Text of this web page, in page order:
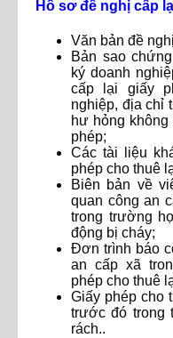
Hồ sơ đề nghị cấp
Văn bản đề
Bản sao
ký doanh
cấp lại giấy
nghiệp, địa chỉ
hư hỏng không
phép;
Các tài liệu
phép cho thuê
Biên bản về
quan công an
trong trường
động bị cháy;
Đơn trình báo
an cấp xã
phép cho thuê
Giấy phép cho
trước đó trong
rách..